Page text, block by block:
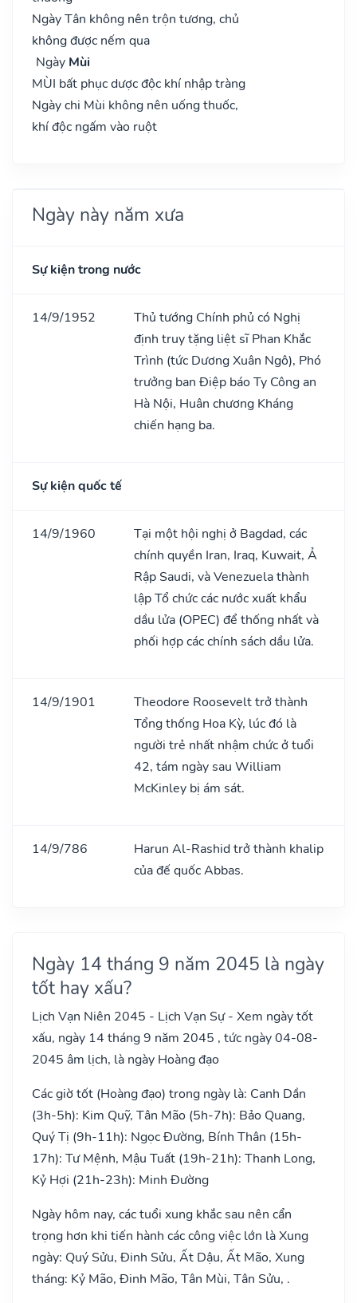
Ngày Tân không nên trộn tương, chủ
không được nếm qua
Ngày Mùi
MÙI bất phục dược độc khí nhập tràng
Ngày chi Mùi không nên uống thuốc,
khí độc ngấm vào ruột
Ngày này năm xưa
Sự kiện trong nước
14/9/1952
Thủ tướng Chính phủ có Nghị
định truy tặng liệt sĩ Phan Khắc
Trình (tức Dương Xuân Ngô), Phó
trưởng ban Điệp báo Ty Công an
Hà Nội, Huân chương Kháng
chiến hạng ba.
Sự kiện quốc tế
14/9/1960
Tại một hội nghị ở Bagdad, các
chính quyền Iran, Iraq, Kuwait, Ả
Rập Saudi, và Venezuela thành
lập Tổ chức các nước xuất khẩu
dầu lửa (OPEC) để thống nhất và
phối hợp các chính sách dầu lửa.
14/9/1901
Theodore Roosevelt trở thành
Tổng thống Hoa Kỳ, lúc đó là
người trẻ nhất nhậm chức ở tuổi
42, tám ngày sau William
McKinley bị ám sát.
14/9/786
Harun Al-Rashid trở thành khalip
của đế quốc Abbas.
Ngày 14 tháng 9 năm 2045 là ngày
tốt hay xấu?
Lịch Vạn Niên 2045 - Lịch Vạn Sự - Xem ngày tốt
xấu, ngày 14 tháng 9 năm 2045 , tức ngày 04-08-
2045 âm lịch, là ngày Hoàng đạo
Các giờ tốt (Hoàng đạo) trong ngày là: Canh Dần
(3h-5h): Kim Quỹ, Tân Mão (5h-7h): Bảo Quang,
Quý Tị (9h-11h): Ngọc Đường, Bính Thân (15h-
17h): Tư Mệnh, Mậu Tuất (19h-21h): Thanh Long,
Kỷ Hợi (21h-23h): Minh Đường
Ngày hôm nay, các tuổi xung khắc sau nên cẩn
trọng hơn khi tiến hành các công việc lớn là Xung
ngày: Quý Sửu, Đinh Sửu, Ất Dậu, Ất Mão, Xung
tháng: Kỷ Mão, Đinh Mão, Tân Mùi, Tân Sửu, .